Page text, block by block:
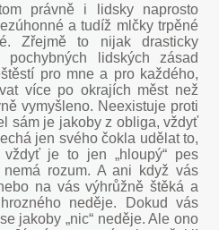
právně i lidsky naprosto
a tudíž mlčky trpěné
Zřejmě to nijak drasticky
lidských zásad
pro mne a pro každého,
více po okrajích měst než
vymyšleno. Neexistuje proti
sám je jakoby z obliga, vždyť
jen svého čokla udělat to,
je to jen „hloupý“ pes
rozum. A ani když vás
na vás výhrůžně štěká a
neděje. Dokud vás
jakoby „nic“ neděje. Ale ono